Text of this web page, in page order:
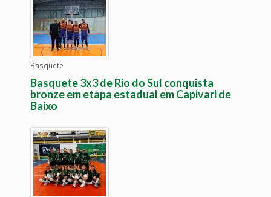
Basquete
Basquete 3x3 de Rio do Sul conquista
bronze em etapa estadual em Capivari de
Baixo